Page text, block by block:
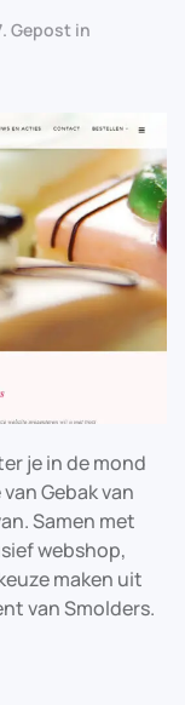
. Gepost in
je in de mond
Gebak van
Samen met
webshop,
maken uit
van Smolders.